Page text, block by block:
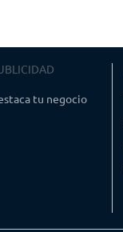
tu negocio